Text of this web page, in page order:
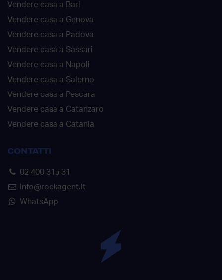
Vendere casa a Bari
Vendere casa a Genova
Vendere casa a Padova
Vendere casa a Sassari
Vendere casa a Napoli
Vendere casa a Salerno
Vendere casa a Pescara
Vendere casa a Catanzaro
Vendere casa a Catania
CONTATTI
02 400 315 31
info@rockagent.it
WhatsApp